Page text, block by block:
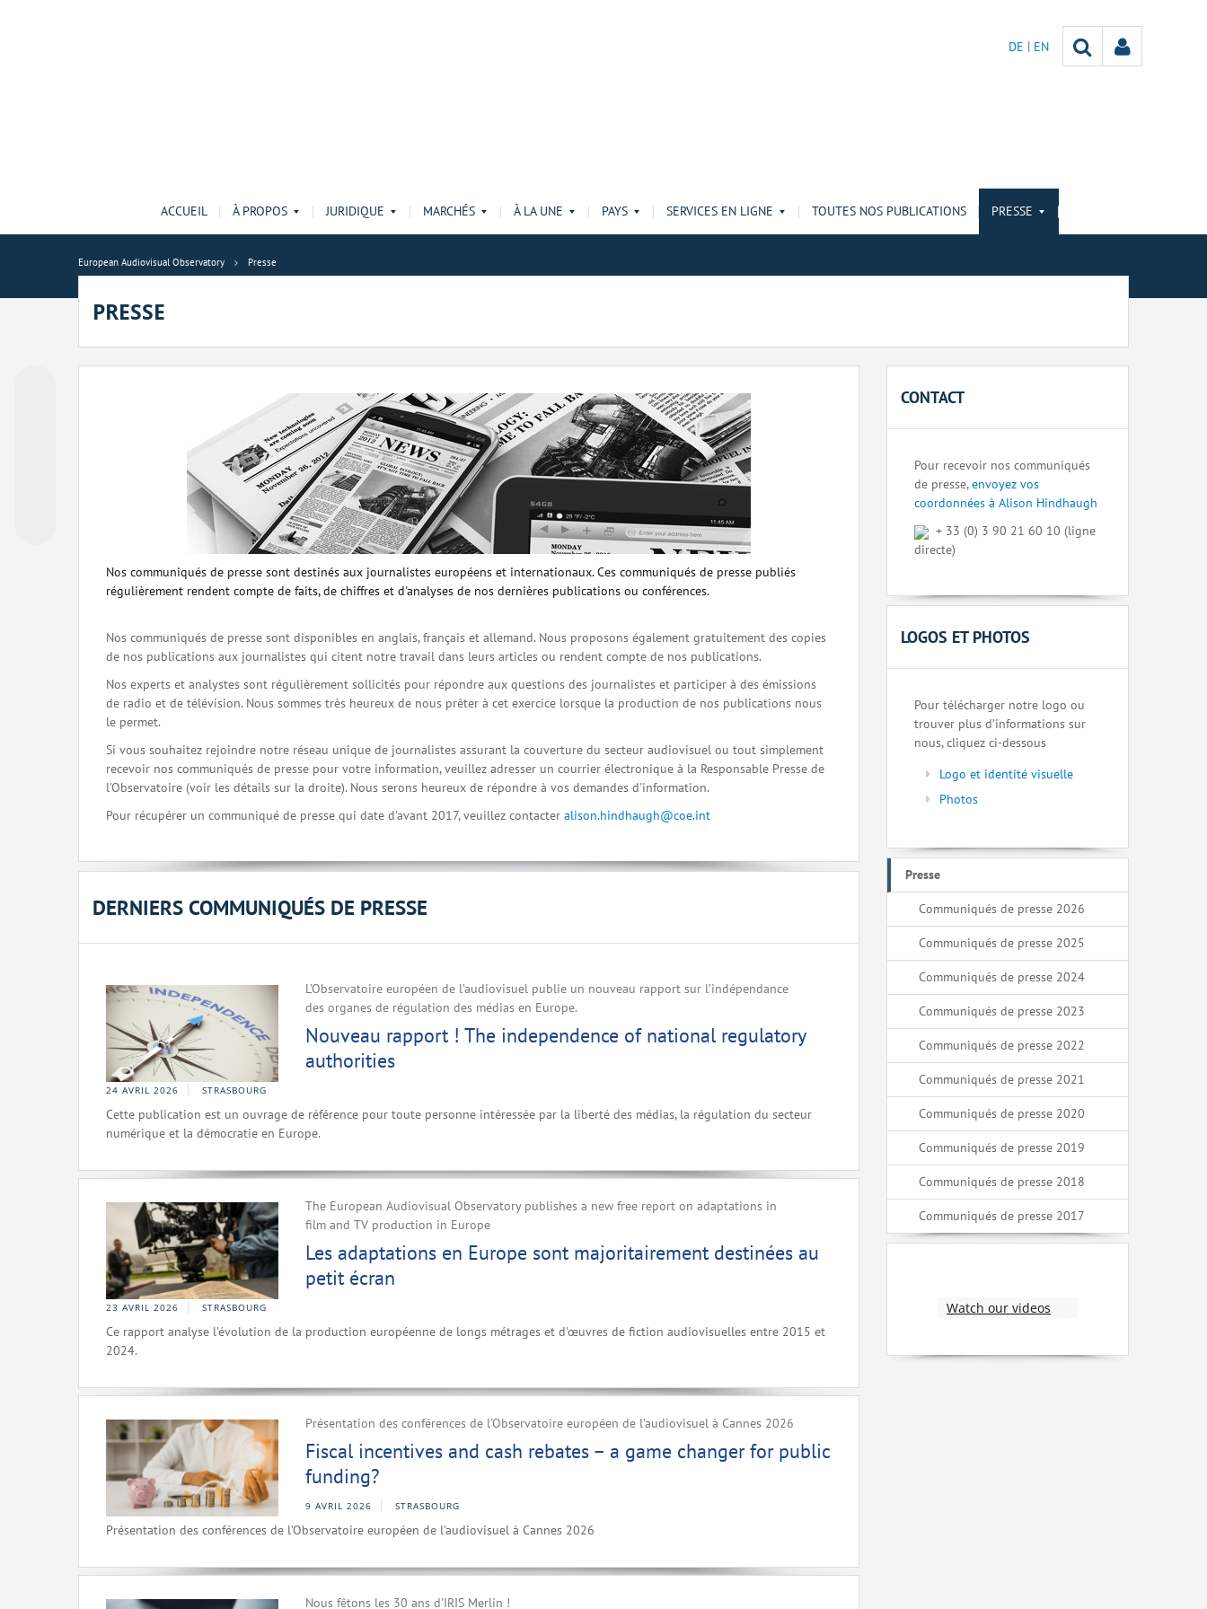
DE EN
ACCUEIL À PROPOS JURIDIQUE MARCHÉS À LA UNE PAYS SERVICES EN LIGNE TOUTES NOS PUBLICATIONS PRESSE
European Audiovisual Observatory Presse
PRESSE
Nos communiqués de presse sont destinés aux journalistes européens et internationaux. Ces communiqués de presse publiés
régulièrement rendent compte de faits, de chiffres et d'analyses de nos dernières publications ou conférences.
Nos communiqués de presse sont disponibles en anglais, français et allemand. Nous proposons également gratuitement des copies
de nos publications aux journalistes qui citent notre travail dans leurs articles ou rendent compte de nos publications.
Nos experts et analystes sont régulièrement sollicités pour répondre aux questions des journalistes et participer à des émissions
de radio et de télévision. Nous sommes très heureux de nous prêter à cet exercice lorsque la production de nos publications nous
le permet.
Si vous souhaitez rejoindre notre réseau unique de journalistes assurant la couverture du secteur audiovisuel ou tout simplement
recevoir nos communiqués de presse pour votre information, veuillez adresser un courrier électronique à la Responsable Presse de
l'Observatoire (voir les détails sur la droite). Nous serons heureux de répondre à vos demandes d'information.
Pour récupérer un communiqué de presse qui date d'avant 2017, veuillez contacter alison.hindhaugh@coe.int
DERNIERS COMMUNIQUÉS DE PRESSE
L’Observatoire européen de l’audiovisuel publie un nouveau rapport sur l’indépendance
des organes de régulation des médias en Europe.
Nouveau rapport ! The independence of national regulatory
authorities
24 AVRIL 2026 STRASBOURG
Cette publication est un ouvrage de référence pour toute personne intéressée par la liberté des médias, la régulation du secteur
numérique et la démocratie en Europe.
The European Audiovisual Observatory publishes a new free report on adaptations in
film and TV production in Europe
Les adaptations en Europe sont majoritairement destinées au
petit écran
23 AVRIL 2026 STRASBOURG
Ce rapport analyse l'évolution de la production européenne de longs métrages et d'œuvres de fiction audiovisuelles entre 2015 et
2024.
Présentation des conférences de l’Observatoire européen de l’audiovisuel à Cannes 2026
Fiscal incentives and cash rebates – a game changer for public
funding?
9 AVRIL 2026 STRASBOURG
Présentation des conférences de l’Observatoire européen de l’audiovisuel à Cannes 2026
Nous fêtons les 30 ans d'IRIS Merlin !
CONTACT
Pour recevoir nos communiqués
de presse,envoyez vos
coordonnées à Alison Hindhaugh
+ 33 (0) 3 90 21 60 10 (ligne
directe)
LOGOS ET PHOTOS
Pour télécharger notre logo ou
trouver plus d’informations sur
nous, cliquez ci-dessous
Logo et identité visuelle
Photos
Presse
Communiqués de presse 2026
Communiqués de presse 2025
Communiqués de presse 2024
Communiqués de presse 2023
Communiqués de presse 2022
Communiqués de presse 2021
Communiqués de presse 2020
Communiqués de presse 2019
Communiqués de presse 2018
Communiqués de presse 2017
Watch our videos